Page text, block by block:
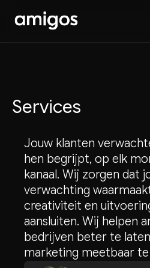
Services
Jouw klanten
hen begrijpt, op elk
kanaal. Wij zorgen dat
verwachting
creativiteit en
aansluiten. Wij helpen
bedrijven beter te
marketing meetbaar